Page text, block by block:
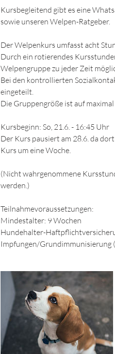
Kursbegleitend gibt es eine
sowie unseren Welpen-Ratgeber.
Der Welpenkurs umfasst acht
Durch ein rotierendes
Welpengruppe zu jeder Zeit
Bei den kontrollierten
eingeteilt.
Die Gruppengröße ist auf
Kursbeginn: So, 21.6. - 16:45 Uhr
Der Kurs pausiert am 28.6. da
Kurs um eine Woche.
(Nicht wahrgenommene
werden.)
Teilnahmevoraussetzungen:
Mindestalter: 9 Wochen
Hundehalter-
Impfungen/Grundimmunisierung